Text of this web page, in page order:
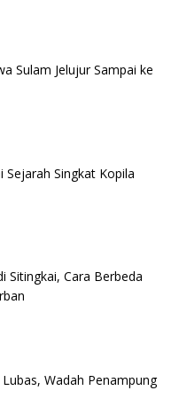
Sulam Jelujur Sampai ke
Sejarah Singkat Kopila
Sitingkai, Cara Berbeda
Wadah Penampung